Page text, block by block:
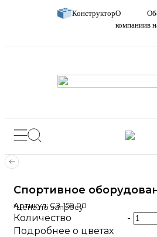
КонструкторО
компаниив
Спортивное
Артикул: СЗ-159.00
*Цена по запросу
Количество -
Подробнее о цветах